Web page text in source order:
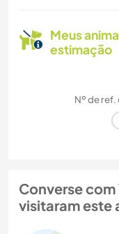
Meus
estimação
Nº de
Converse
visitaram este